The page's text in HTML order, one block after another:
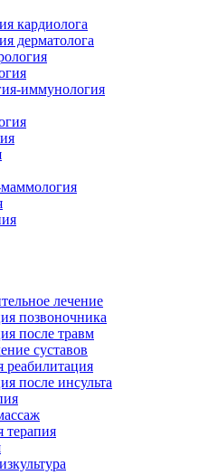
кардиолога
дерматолога
иммунология
лечение
позвоночника
после травм
суставов
реабилитация
после инсульта
терапия